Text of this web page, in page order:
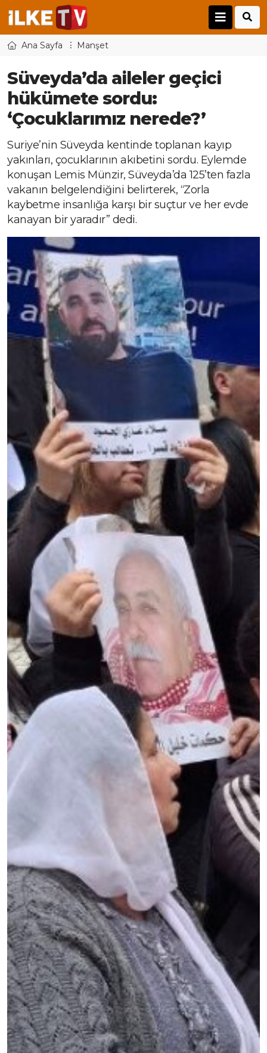
Ana Sayfa Manşet
Süveyda’da aileler geçici
hükümete sordu:
‘Çocuklarımız nerede?’
Suriye’nin Süveyda kentinde toplanan kayıp
yakınları, çocuklarının akıbetini sordu. Eylemde
konuşan Lemis Münzir, Süveyda’da 125’ten fazla
vakanın belgelendiğini belirterek, “Zorla
kaybetme insanlığa karşı bir suçtur ve her evde
kanayan bir yaradır” dedi.